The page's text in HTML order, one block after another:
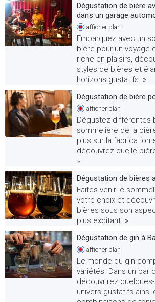
Dégustation de bière
dans un garage
afficherplan
Embarquez avec un
bière pour un voyage
riche en plaisirs,
styles de bières et
horizons gustatifs. »
Dégustation de bière
afficherplan
Dégustez différentes
sommelière de la
plus sur la fabrication
découvrez quelle
»
Dégustation de bières
Faites venir le
votre choix et
bières sous son
plus excitant. »
Dégustation de gin à
afficherplan
Le monde du gin
variétés. Dans un bar
découvrirez
univers gustatifs ainsi